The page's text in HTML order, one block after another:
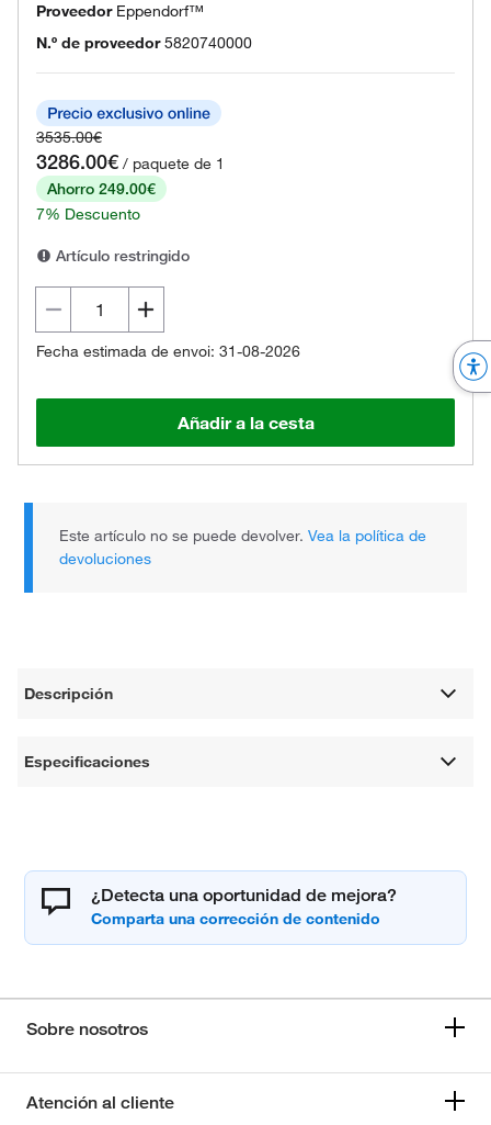
Proveedor Eppendorf™
N.º de proveedor 5820740000
3535.00€
3286.00€ / paquete de 1
Ahorro 249.00€
7% Descuento
Artículo restringido
Fecha estimada de envoi: 31-08-2026
Añadir a la cesta
Este artículo no se puede devolver.Vea la política de
devoluciones
Descripción
Especificaciones
¿Detecta una oportunidad de mejora?
Sobre nosotros
Atención al cliente